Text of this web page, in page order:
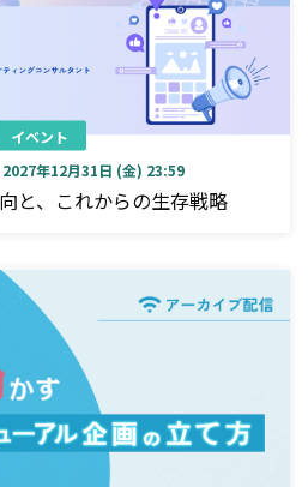
イベント
年12月31日 (金) 23:59
と、これからの生存戦略